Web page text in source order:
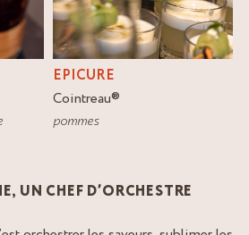
EPICURE
Cointreau®
pommes
UN CHEF D’ORCHESTRE